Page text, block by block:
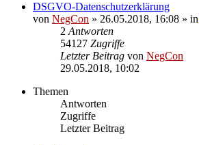
DSGVO-Datenschutzerklärung
von NegCon » 26.05.2018, 16:08 » in
2Antworten
54127 Zugriffe
Letzter Beitrag von NegCon
29.05.2018, 10:02
Themen
Antworten
Zugriffe
Letzter Beitrag